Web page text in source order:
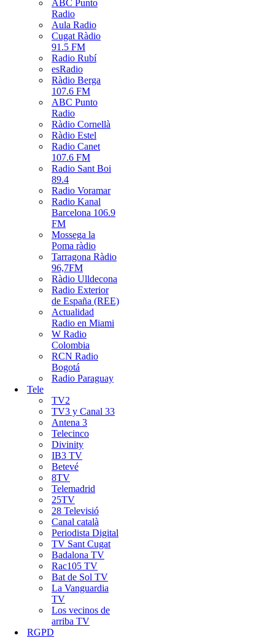
ABC Punto
Radio
Aula Radio
Cugat Ràdio
91.5 FM
Radio Rubí
esRadio
Ràdio Berga
107.6 FM
ABC Punto
Radio
Ràdio Cornellà
Ràdio Estel
Radio Canet
107.6 FM
Radio Sant Boi
89.4
Radio Voramar
Radio Kanal
Barcelona 106.9
FM
Mossega la
Poma ràdio
Tarragona Ràdio
96,7FM
Ràdio Ulldecona
Radio Exterior
de España (REE)
Actualidad
Radio en Miami
W Radio
Colombia
RCN Radio
Bogotá
Radio Paraguay
Tele
TV2
TV3 y Canal 33
Antena 3
Telecinco
Divinity
IB3 TV
Betevé
8TV
Telemadrid
25TV
28 Televisió
Canal català
Periodista Digital
TV Sant Cugat
Badalona TV
Rac105 TV
Bat de Sol TV
La Vanguardia
TV
Los vecinos de
arriba TV
RGPD